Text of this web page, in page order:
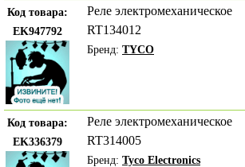
Код товара:
EK947792
Реле электромеханическое
RT134012
Бренд: TYCO
Код товара:
EK336379
Реле электромеханическое
RT314005
Бренд: Tyco Electronics